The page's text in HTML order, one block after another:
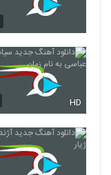
139
HD